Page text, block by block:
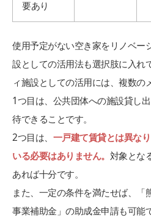
要あり
使用予定がない空き家をリノベー
設としての活用法も選択肢に入れ
ィ施設としての活用には、複数の
1つ目は、公共団体への施設貸し
待できることです。
2つ目は、 一戸建て賃貸とは異な
いる必要はありません。 対象とな
あれば十分です。
また、一定の条件を満たせば、「
事業補助金」の助成金申請も可能